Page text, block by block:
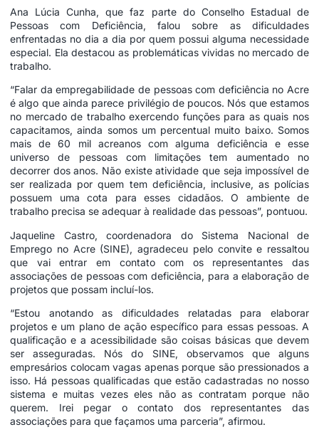
Ana Lúcia Cunha, que faz parte do Conselho Estadual de
Pessoas com Deficiência, falou sobre as dificuldades
enfrentadas no dia a dia por quem possui alguma necessidade
especial. Ela destacou as problemáticas vividas no mercado de
trabalho.
“Falar da empregabilidade de pessoas com deficiência no Acre
é algo que ainda parece privilégio de poucos. Nós que estamos
no mercado de trabalho exercendo funções para as quais nos
capacitamos, ainda somos um percentual muito baixo. Somos
mais de 60 mil acreanos com alguma deficiência e esse
universo de pessoas com limitações tem aumentado no
decorrer dos anos. Não existe atividade que seja impossível de
ser realizada por quem tem deficiência, inclusive, as polícias
possuem uma cota para esses cidadãos. O ambiente de
trabalho precisa se adequar à realidade das pessoas”, pontuou.
Jaqueline Castro, coordenadora do Sistema Nacional de
Emprego no Acre (SINE), agradeceu pelo convite e ressaltou
que vai entrar em contato com os representantes das
associações de pessoas com deficiência, para a elaboração de
projetos que possam incluí-los.
“Estou anotando as dificuldades relatadas para elaborar
projetos e um plano de ação específico para essas pessoas. A
qualificação e a acessibilidade são coisas básicas que devem
ser asseguradas. Nós do SINE, observamos que alguns
empresários colocam vagas apenas porque são pressionados a
isso. Há pessoas qualificadas que estão cadastradas no nosso
sistema e muitas vezes eles não as contratam porque não
querem. Irei pegar o contato dos representantes das
associações para que façamos uma parceria”, afirmou.